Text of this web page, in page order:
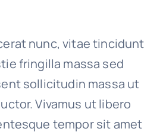
nunc, vitae tincidunt
fringilla massa sed
sollicitudin massa ut
Vivamus ut libero
tempor sit amet